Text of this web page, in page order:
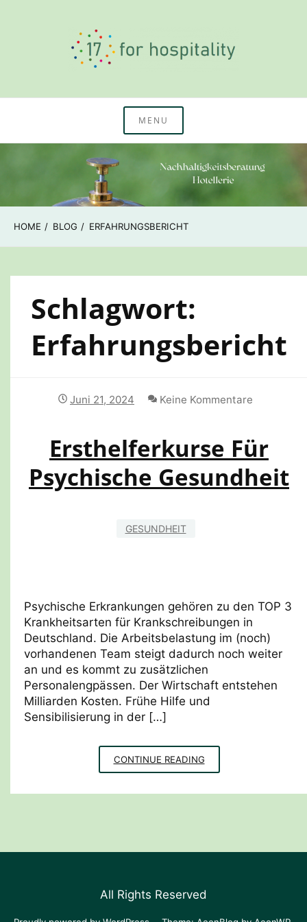
17 for hospitality
MENU
HOME BLOG ERFAHRUNGSBERICHT
Schlagwort:
Erfahrungsbericht
Juni 21, 2024 Keine Kommentare
Ersthelferkurse Für
Psychische Gesundheit
GESUNDHEIT
Psychische Erkrankungen gehören zu den TOP 3
Krankheitsarten für Krankschreibungen in
Deutschland. Die Arbeitsbelastung im (noch)
vorhandenen Team steigt dadurch noch weiter
an und es kommt zu zusätzlichen
Personalengpässen. Der Wirtschaft entstehen
Milliarden Kosten. Frühe Hilfe und
Sensibilisierung in der […]
CONTINUE READINGERSTHELFERKURSE
FÜR
GESUNDHEIT
All Rights Reserved